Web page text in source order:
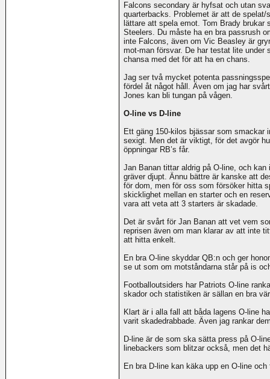
Falcons secondary är hyfsat och utan
quarterbacks. Problemet är att de
lättare att spela emot. Tom Brady
Steelers. Du måste ha en bra passrush
inte Falcons, även om Vic Beasley är
mot-man försvar. De har testat lite
chansa med det för att ha en chans.
Jag ser två mycket potenta
fördel åt något håll. Även om jag har
Jones kan bli tungan på vågen.
O-line vs D-line
Ett gäng 150-kilos bjässar som smackar
sexigt. Men det är viktigt, för det avgör
öppningar RB’s får.
Jan Banan tittar aldrig på O-line, och
gräver djupt. Ännu bättre är kanske att
för dom, men för oss som försöker hitta
skicklighet mellan en starter och en
vara att veta att 3 starters är skadade.
Det är svårt för Jan Banan att vet vem
reprisen även om man klarar av att inte
att hitta enkelt.
En bra O-line skyddar QB:n och ger
se ut som om motståndarna står på is
Footballoutsiders har Patriots O-line
skador och statistiken är sällan en bra
Klart är i alla fall att båda lagens O-line
varit skadedrabbade. Även jag rankar
D-line är de som ska sätta press på O-
linebackers som blitzar också, men det
En bra D-line kan käka upp en O-line